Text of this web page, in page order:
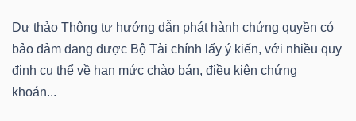
Dự thảo Thông tư hướng dẫn phát hành chứng quyền có
bảo đảm đang được Bộ Tài chính lấy ý kiến, với nhiều quy
định cụ thể về hạn mức chào bán, điều kiện chứng
khoán...